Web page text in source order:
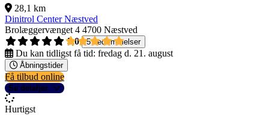
28,1 km
Dinitrol Center Næstved
Brolæggervænget 4 4700 Næstved
5,0
5 bedømmelser
Du kan tidligst få tid: fredag d. 21. august
Åbningstider
Få tilbud online
Se detaljer
Hurtigst